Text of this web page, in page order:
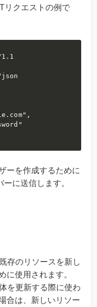
リクエストの例で
1.1
ーを作成するために
に送信します。
存のリソースを新し
に使用されます。
を更新する際に使わ
合は、新しいリソー